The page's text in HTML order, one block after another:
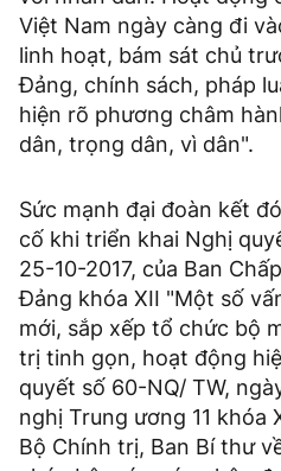
Việt Nam ngày càng đi
linh hoạt, bám sát chủ
Đảng, chính sách, pháp
hiện rõ phương châm
dân, trọng dân, vì dân".
Sức mạnh đại đoàn kết
cố khi triển khai Nghị
25-10-2017, của Ban
Đảng khóa XII "Một số
mới, sắp xếp tổ chức bộ
trị tinh gọn, hoạt động
quyết số 60-NQ/ TW,
nghị Trung ương 11 khóa
Bộ Chính trị, Ban Bí thư